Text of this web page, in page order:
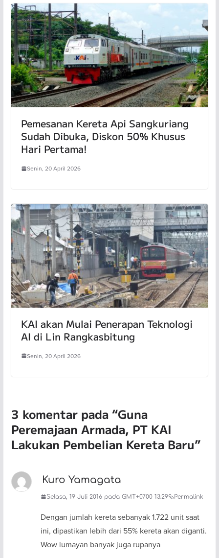
Pemesanan Kereta Api Sangkuriang
Sudah Dibuka, Diskon 50% Khusus
Hari Pertama!
Senin, 20 April 2026
KAI akan Mulai Penerapan Teknologi
AI di Lin Rangkasbitung
Senin, 20 April 2026
3 komentar pada “Guna
Peremajaan Armada, PT KAI
Lakukan Pembelian Kereta Baru”
Kuro Yamagata
Selasa, 19 Juli 2016 pada GMT+0700 13:29 Permalink
Dengan jumlah kereta sebanyak 1.722 unit saat
ini, dipastikan lebih dari 55% kereta akan diganti.
Wow lumayan banyak juga rupanya